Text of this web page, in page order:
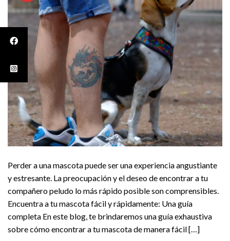
Perder a una mascota puede ser una experiencia angustiante
y estresante. La preocupación y el deseo de encontrar a tu
compañero peludo lo más rápido posible son comprensibles.
Encuentra a tu mascota fácil y rápidamente: Una guía
completa En este blog, te brindaremos una guía exhaustiva
sobre cómo encontrar a tu mascota de manera fácil […]